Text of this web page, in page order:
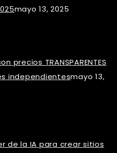
mayo 13, 2025
precios TRANSPARENTES
independientesmayo 13,
de la IA para crear sitios